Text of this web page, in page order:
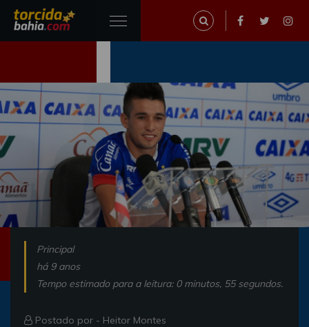
Principal
há 9 anos
Tempo estimado para a leitura: 0 minutos, 55 segundos.
Postado por - Heitor Montes